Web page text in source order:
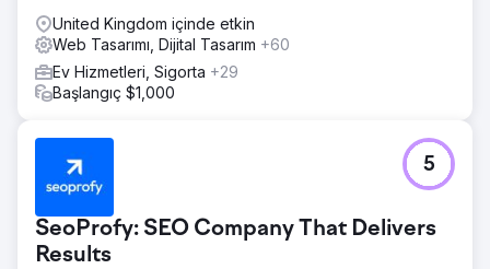
United Kingdom içinde etkin
Web Tasarımı, Dijital Tasarım +60
Ev Hizmetleri, Sigorta +29
Başlangıç $1,000
SeoProfy: SEO Company That Delivers
Results
5